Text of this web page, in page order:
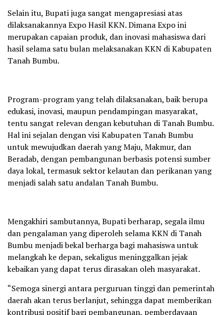
Selain itu, Bupati juga sangat mengapresiasi atas
dilaksanakannya Expo Hasil KKN. Dimana Expo ini
merupakan capaian produk, dan inovasi mahasiswa dari
hasil selama satu bulan melaksanakan KKN di Kabupaten
Tanah Bumbu.
Program-program yang telah dilaksanakan, baik berupa
edukasi, inovasi, maupun pendampingan masyarakat,
tentu sangat relevan dengan kebutuhan di Tanah Bumbu.
Hal ini sejalan dengan visi Kabupaten Tanah Bumbu
untuk mewujudkan daerah yang Maju, Makmur, dan
Beradab, dengan pembangunan berbasis potensi sumber
daya lokal, termasuk sektor kelautan dan perikanan yang
menjadi salah satu andalan Tanah Bumbu.
Mengakhiri sambutannya, Bupati berharap, segala ilmu
dan pengalaman yang diperoleh selama KKN di Tanah
Bumbu menjadi bekal berharga bagi mahasiswa untuk
melangkah ke depan, sekaligus meninggalkan jejak
kebaikan yang dapat terus dirasakan oleh masyarakat.
“Semoga sinergi antara perguruan tinggi dan pemerintah
daerah akan terus berlanjut, sehingga dapat memberikan
kontribusi positif bagi pembangunan, pemberdayaan